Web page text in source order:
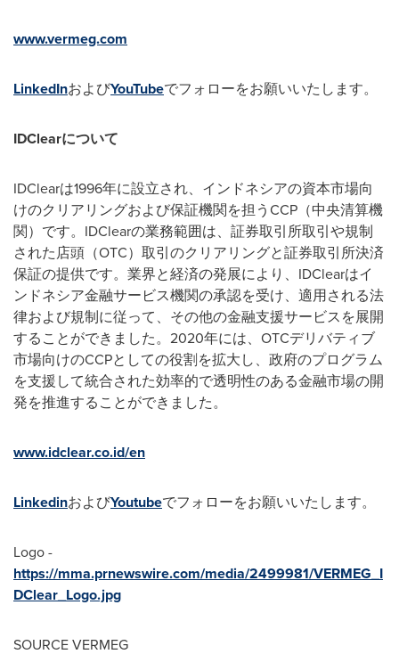
www.vermeg.com
LinkedInおよびYouTubeでフォローをお願いいたします。
IDClearについて
IDClearは1996年に設立され、インドネシアの資本市場向
けのクリアリングおよび保証機関を担うCCP（中央清算機
関）です。IDClearの業務範囲は、証券取引所取引や規制
された店頭（OTC）取引のクリアリングと証券取引所決済
保証の提供です。業界と経済の発展により、IDClearはイ
ンドネシア金融サービス機関の承認を受け、適用される法
律および規制に従って、その他の金融支援サービスを展開
することができました。2020年には、OTCデリバティブ
市場向けのCCPとしての役割を拡大し、政府のプログラム
を支援して統合された効率的で透明性のある金融市場の開
発を推進することができました。
www.idclear.co.id/en
LinkedinおよびYoutubeでフォローをお願いいたします。
Logo -
https://mma.prnewswire.com/media/2499981/VERMEG_I
DClear_Logo.jpg
SOURCE VERMEG